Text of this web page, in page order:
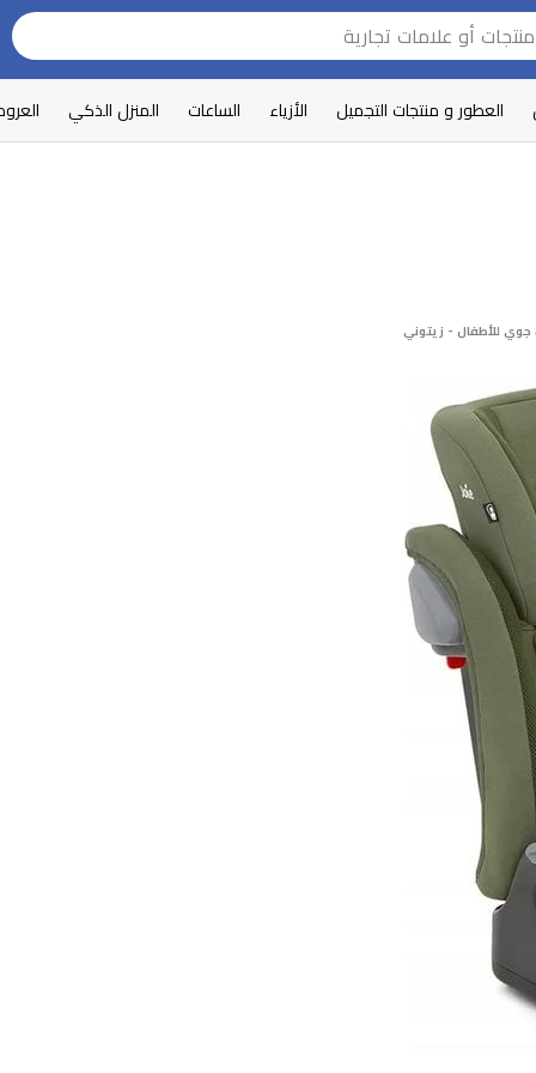
العطور و منتجات التجميل الأزياء الساعات المنزل الذكي
جوي للأطفال - زيتوني